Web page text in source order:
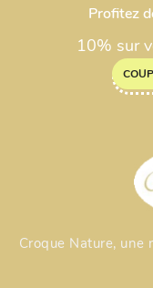
Profitez
10% sur
Croque Nature, une